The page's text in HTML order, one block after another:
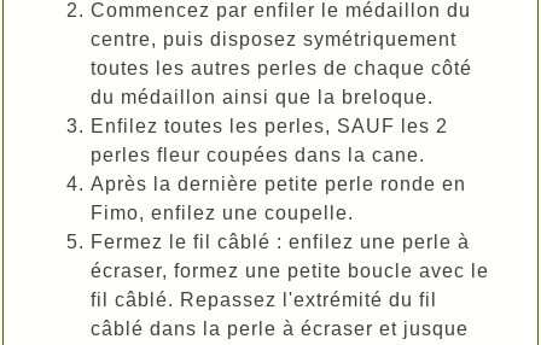
Commencez par enfiler le médaillon du
centre, puis disposez symétriquement
toutes les autres perles de chaque côté
du médaillon ainsi que la breloque.
Enfilez toutes les perles, SAUF les 2
perles fleur coupées dans la cane.
Après la dernière petite perle ronde en
Fimo, enfilez une coupelle.
Fermez le fil câblé : enfilez une perle à
écraser, formez une petite boucle avec le
fil câblé. Repassez l'extrémité du fil
câblé dans la perle à écraser et jusque